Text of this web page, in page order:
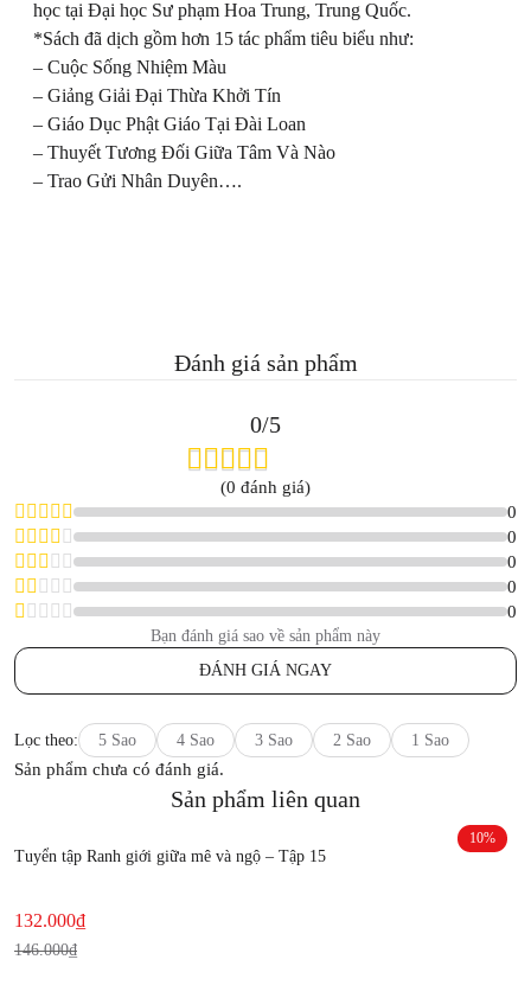
học tại Đại học Sư phạm Hoa Trung, Trung Quốc.
*Sách đã dịch gồm hơn 15 tác phẩm tiêu biểu như:
– Cuộc Sống Nhiệm Màu
– Giảng Giải Đại Thừa Khởi Tín
– Giáo Dục Phật Giáo Tại Đài Loan
– Thuyết Tương Đối Giữa Tâm Và Nào
– Trao Gửi Nhân Duyên….
Đánh giá sản phẩm
0/5
(0 đánh giá)
0
0
0
0
0
Bạn đánh giá sao về sản phẩm này
ĐÁNH GIÁ NGAY
Lọc theo: 5 Sao 4 Sao 3 Sao 2 Sao 1 Sao
Sản phẩm chưa có đánh giá.
Sản phẩm liên quan
10%
Tuyển tập Ranh giới giữa mê và ngộ – Tập 15
132.000₫
Current
price
146.000₫
Original
price